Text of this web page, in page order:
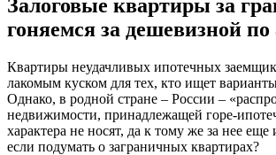
Залоговые квартиры за
гоняемся за дешевизной
Квартиры неудачливых ипотечных
лакомым куском для тех, кто ищет
Однако, в родной стране – России –
недвижимости, принадлежащей горе-
характера не носят, да к тому же за нее еще
если подумать о заграничных квартирах?